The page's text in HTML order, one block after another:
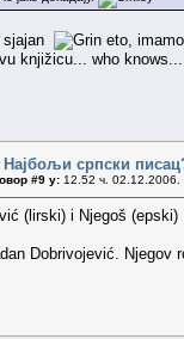
sjajan
eto,
knjižicu... who
Најбољи српски
#9 у: 12.52 ч. 02.12.2006.
(lirski) i Njegoš (epski)
Dobrivojević. Njegov